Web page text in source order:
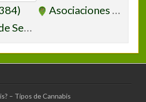
Asociaciones (10)
– Tipos de Cannabis